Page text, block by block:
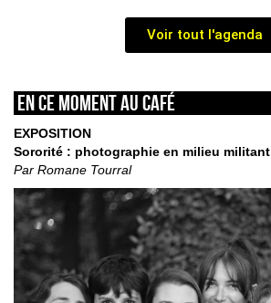
Voir tout l'agenda
En ce moment au café
EXPOSITION
Sororité : photographie en milieu militant
Par Romane Tourral